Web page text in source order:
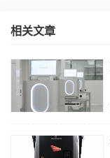
相关文章